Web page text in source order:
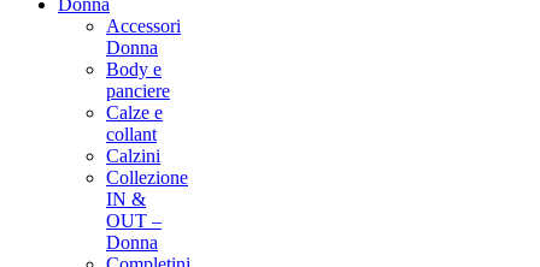
Donna
Accessori
Donna
Body e
panciere
Calze e
collant
Calzini
Collezione
IN &
OUT –
Donna